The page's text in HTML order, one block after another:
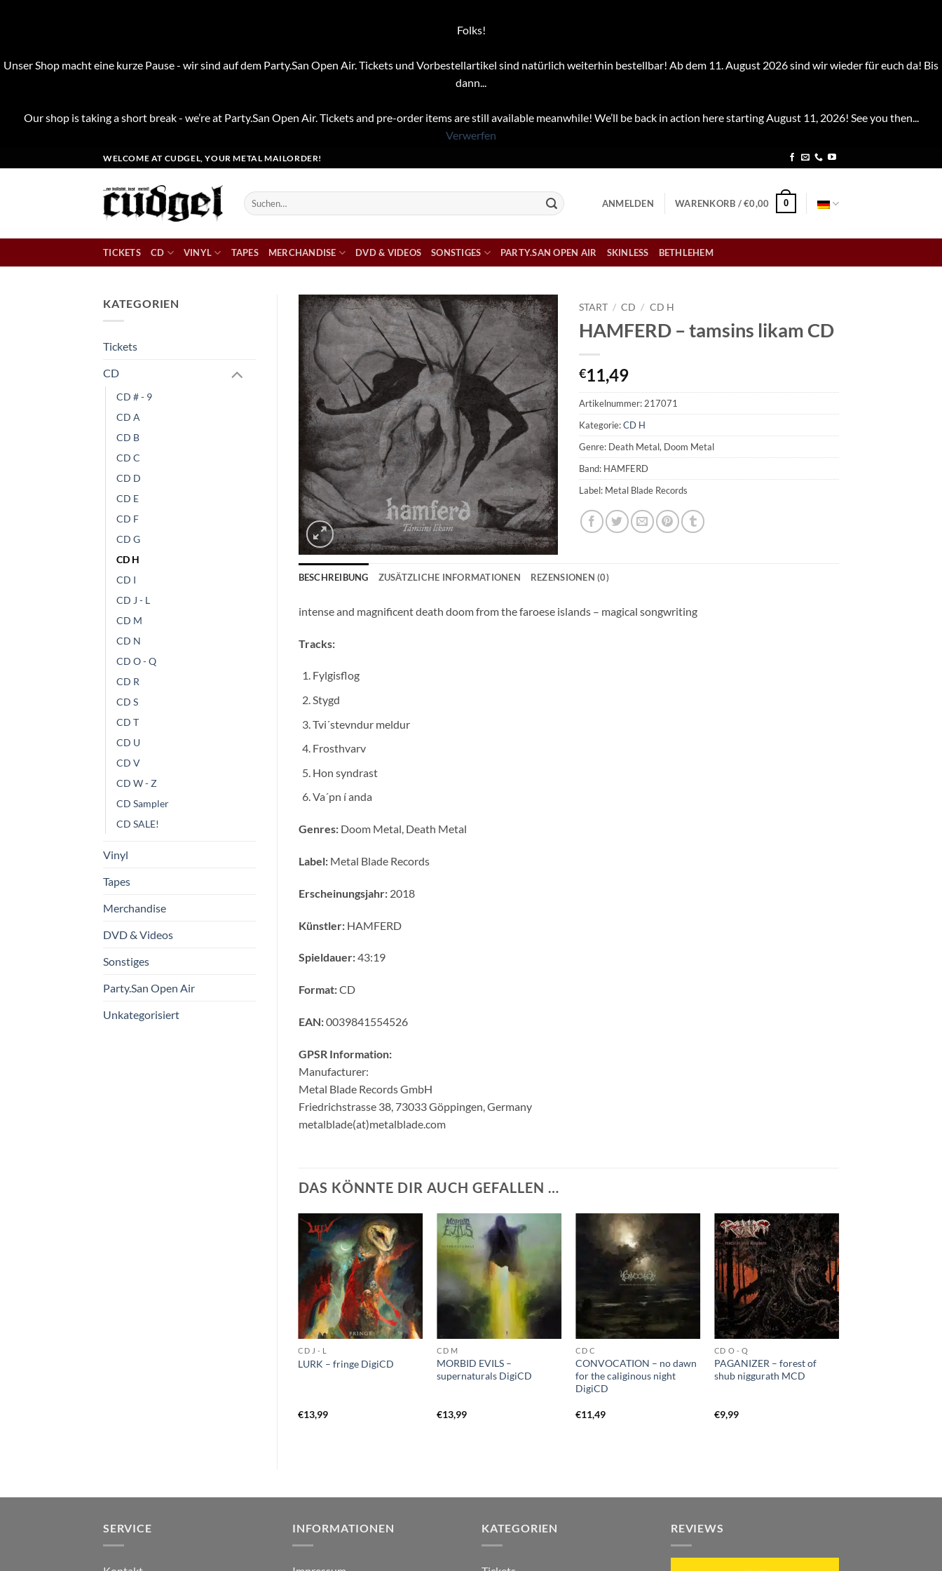
Folks!
Unser Shop macht eine kurze Pause - wir sind auf dem Party.San Open Air. Tickets und Vorbestellartikel sind natürlich weiterhin bestellbar! Ab dem 11. August 2026 sind wir wieder für euch da! Bis
dann...
Our shop is taking a short break - we’re at Party.San Open Air. Tickets and pre-order items are still available meanwhile! We’ll be back in action here starting August 11, 2026! See you then...
Verwerfen
Inhalt
WELCOME AT CUDGEL, YOUR METAL MAILORDER!
Suchen
nach:
ANMELDEN WARENKORB /€0,00 0
TICKETS CD VINYL TAPES MERCHANDISE DVD & VIDEOS SONSTIGES PARTY.SAN OPEN AIR SKINLESS BETHLEHEM
KATEGORIEN
Tickets
CD
CD # - 9
CD A
CD B
CD C
CD D
CD E
CD F
CD G
CD H
CD I
CD J - L
CD M
CD N
CD O - Q
CD R
CD S
CD T
CD U
CD V
CD W - Z
CD Sampler
CD SALE!
Vinyl
Tapes
Merchandise
DVD & Videos
Sonstiges
Party.San Open Air
Unkategorisiert
START / CD / CD H
HAMFERD – tamsins likam CD
€11,49
Artikelnummer: 217071
Kategorie:CD H
Genre: Death Metal, Doom Metal
Band: HAMFERD
Label: Metal Blade Records
BESCHREIBUNG ZUSÄTZLICHE INFORMATIONEN REZENSIONEN (0)
intense and magnificent death doom from the faroese islands – magical songwriting
Tracks:
Fylgisflog
Stygd
Tvi´stevndur meldur
Frosthvarv
Hon syndrast
Va´pn í anda
Genres:Doom Metal, Death Metal
Label:Metal Blade Records
Erscheinungsjahr:2018
Künstler:HAMFERD
Spieldauer:43:19
Format:CD
EAN:0039841554526
GPSR Information:
Manufacturer:
Metal Blade Records GmbH
Friedrichstrasse 38, 73033 Göppingen, Germany
metalblade(at)metalblade.com
DAS KÖNNTE DIR AUCH GEFALLEN …
CD J - L
LURK – fringe DigiCD
€13,99
CD M
MORBID EVILS –
supernaturals DigiCD
€13,99
CD C
CONVOCATION – no dawn
for the caliginous night
DigiCD
€11,49
CD O - Q
PAGANIZER – forest of
shub niggurath MCD
€9,99
SERVICE INFORMATIONEN KATEGORIEN REVIEWS